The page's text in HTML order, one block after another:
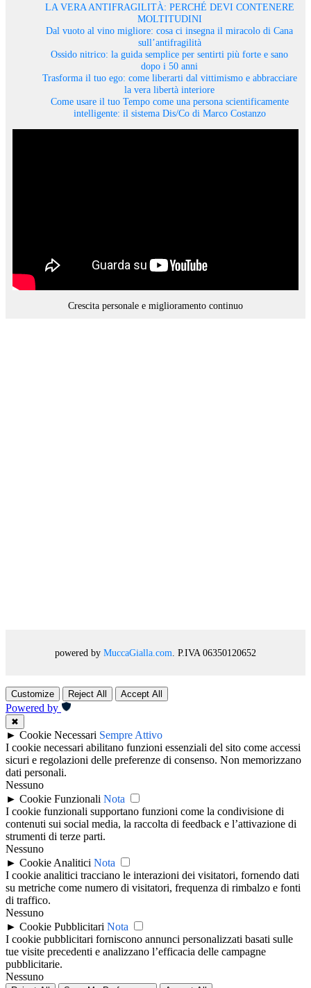
LA VERA ANTIFRAGILITÀ: PERCHÉ DEVI CONTENERE
MOLTITUDINI
Dal vuoto al vino migliore: cosa ci insegna il miracolo di Cana
sull’antifragilità
Ossido nitrico: la guida semplice per sentirti più forte e sano
dopo i 50 anni
Trasforma il tuo ego: come liberarti dal vittimismo e abbracciare
la vera libertà interiore
Come usare il tuo Tempo come una persona scientificamente
intelligente: il sistema Dis/Co di Marco Costanzo
Crescita personale e miglioramento continuo
powered by MuccaGialla.com . P.IVA 06350120652
Customize Reject All Accept All
Powered by
✖
► Cookie Necessari Sempre Attivo
I cookie necessari abilitano funzioni essenziali del sito come accessi
sicuri e regolazioni delle preferenze di consenso. Non memorizzano
dati personali.
Nessuno
► Cookie Funzionali Nota
I cookie funzionali supportano funzioni come la condivisione di
contenuti sui social media, la raccolta di feedback e l’attivazione di
strumenti di terze parti.
Nessuno
► Cookie Analitici Nota
I cookie analitici tracciano le interazioni dei visitatori, fornendo dati
su metriche come numero di visitatori, frequenza di rimbalzo e fonti
di traffico.
Nessuno
► Cookie Pubblicitari Nota
I cookie pubblicitari forniscono annunci personalizzati basati sulle
tue visite precedenti e analizzano l’efficacia delle campagne
pubblicitarie.
Nessuno